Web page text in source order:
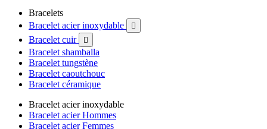
Bracelets
Bracelet acier inoxydable

Bracelet cuir 
Bracelet shamballa
Bracelet tungstène
Bracelet caoutchouc
Bracelet céramique
Bracelet acier inoxydable
Bracelet acier Hommes
Bracelet acier Femmes